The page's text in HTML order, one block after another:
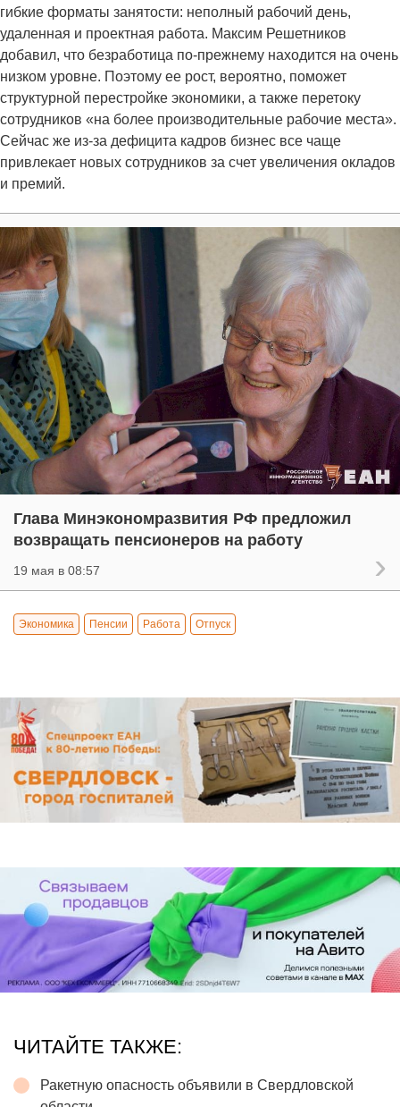
гибкие форматы занятости: неполный рабочий день,
удаленная и проектная работа. Максим Решетников
добавил, что безработица по-прежнему находится на очень
низком уровне. Поэтому ее рост, вероятно, поможет
структурной перестройке экономики, а также перетоку
сотрудников «на более производительные рабочие места».
Сейчас же из-за дефицита кадров бизнес все чаще
привлекает новых сотрудников за счет увеличения окладов
и премий.
Глава Минэкономразвития РФ предложил
возвращать пенсионеров на работу
19 мая в 08:57
Экономика Пенсии Работа Отпуск
ЧИТАЙТЕ ТАКЖЕ:
Ракетную опасность объявили в Свердловской